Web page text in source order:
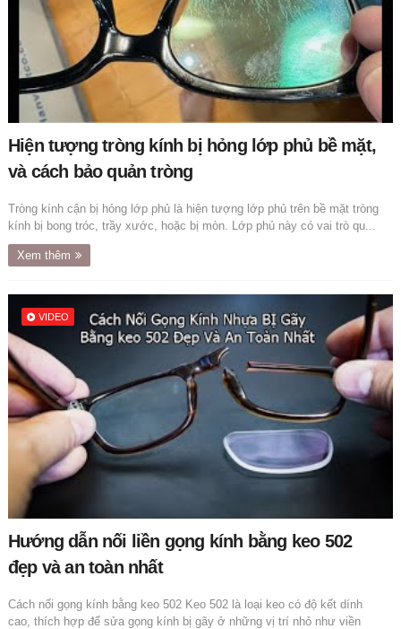
Hiện tượng tròng kính bị hỏng lớp phủ bề mặt,
và cách bảo quản tròng
Tròng kính cận bị hỏng lớp phủ là hiện tượng lớp phủ trên bề mặt tròng
kính bị bong tróc, trầy xước, hoặc bị mòn. Lớp phủ này có vai trò qu...
Xem thêm
VIDEO
Hướng dẫn nối liền gọng kính bằng keo 502
đẹp và an toàn nhất
Cách nối gọng kính bằng keo 502 Keo 502 là loại keo có độ kết dính
cao, thích hợp để sửa gọng kính bị gãy ở những vị trí nhỏ như viền